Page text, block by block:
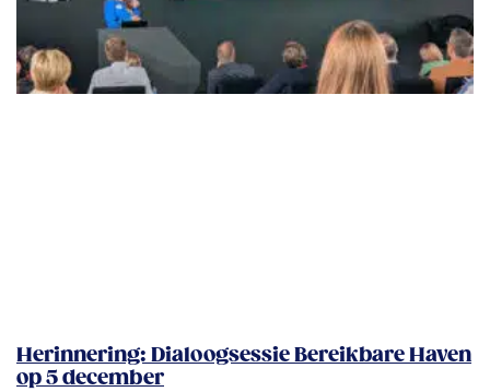
Herinnering: Dialoogsessie Bereikbare Haven
op 5 december